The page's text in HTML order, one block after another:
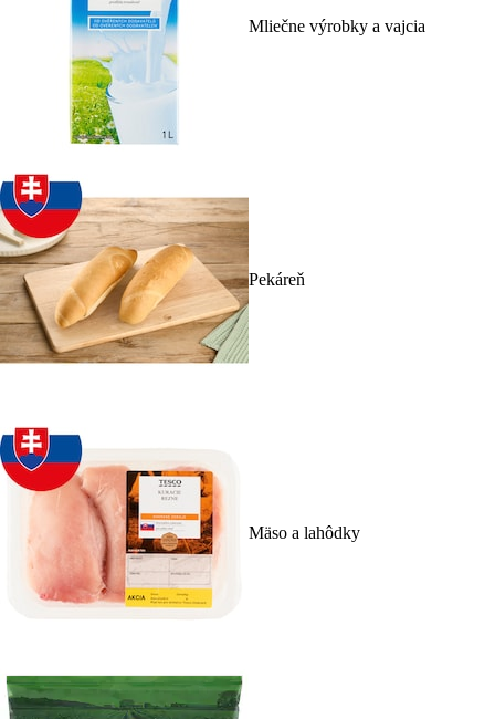
Mliečne výrobky a vajcia
Pekáreň
Mäso a lahôdky